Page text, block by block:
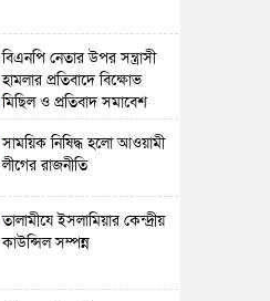
বিএনপি নেতার উপর সন্ত্রাসী
হামলার প্রতিবাদে বিক্ষোভ
মিছিল ও প্রতিবাদ সমাবেশ
সাময়িক নিষিদ্ধ হলো আওয়ামী
লীগের রাজনীতি
‎তালামীযে ইসলামিয়ার কেন্দ্রীয়
কাউন্সিল সম্পন্ন